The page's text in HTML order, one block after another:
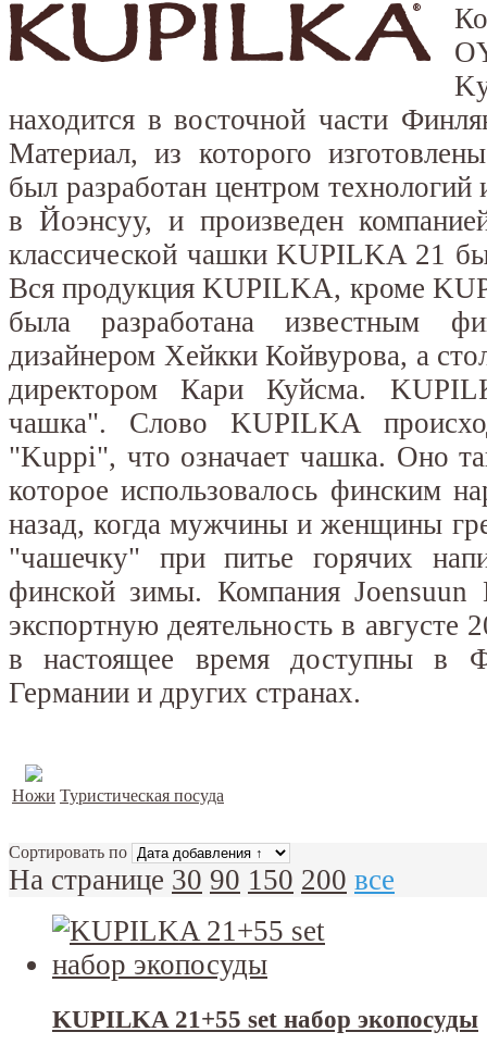
находится в восточной части
Материал, из которого
был разработан центром
в Йоэнсуу, и произведен
классической чашки KUPILKA 21
Вся продукция KUPILKA, кроме
была разработана известным
дизайнером Хейкки Койвурова, а
директором Кари Куйсма.
чашка". Слово KUPILKA
"Kuppi", что означает чашка. Оно
которое использовалось финским
назад, когда мужчины и женщины
"чашечку" при питье горячих
финской зимы. Компания
экспортную деятельность в
в настоящее время доступны в
Германии и других странах.
Ножи Туристическая посуда
Сортировать по
На странице 30 90 150 200 все
KUPILKA 21+55 set набор экопосуды